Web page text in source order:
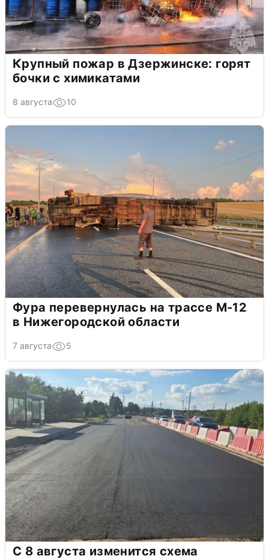
Крупный пожар в Дзержинске: горят
бочки с химикатами
8 августа 10
Фура перевернулась на трассе М-12
в Нижегородской области
7 августа 5
С 8 августа изменится схема